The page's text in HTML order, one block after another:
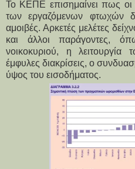
Το ΚΕΠΕ επισημαίνει πως οι
των εργαζόμενων φτωχών
αμοιβές. Αρκετές μελέτες
και άλλοι παράγοντες,
νοικοκυριού, η
έμφυλες διακρίσεις, ο
ύψος του εισοδήματος.